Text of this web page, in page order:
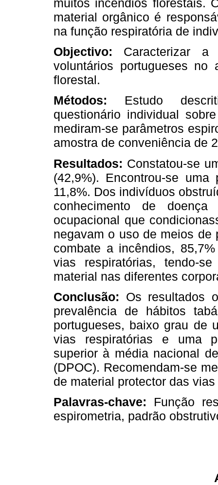
muitos incêndios florestais.
material orgânico é
na função respiratória de
Objectivo: Caracterizar a
voluntários portugueses
florestal.
Métodos: Estudo
questionário individual
mediram-se parâmetros
amostra de conveniência de
Resultados: Constatou-se
(42,9%). Encontrou-se
11,8%. Dos indivíduos
conhecimento de
ocupacional que
negavam o uso de meios de
combate a incêndios,
vias respiratórias, tendo-
material nas diferentes
Conclusão: Os resultados
prevalência de hábitos
portugueses, baixo grau de
vias respiratórias e uma
superior à média nacional
(DPOC). Recomendam-se
de material protector das
Palavras-chave: Função
espirometria, padrão